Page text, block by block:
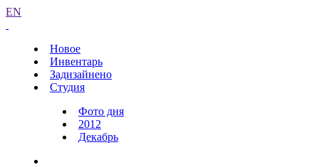
EN
Новое
Инвентарь
Задизайнено
Студия
Фото дня
2012
Декабрь